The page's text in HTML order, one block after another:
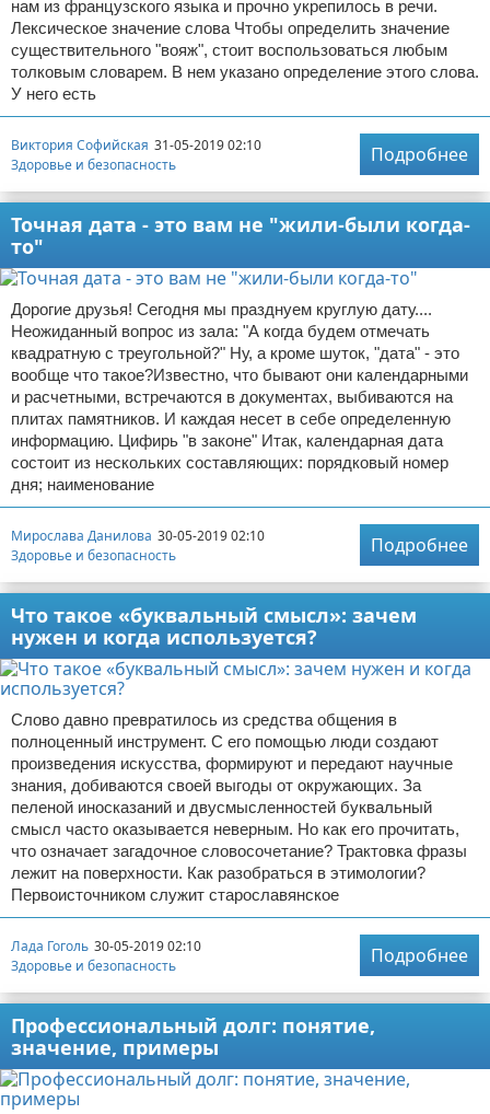
нам из французского языка и прочно укрепилось в речи.
Лексическое значение слова Чтобы определить значение
существительного "вояж", стоит воспользоваться любым
толковым словарем. В нем указано определение этого слова.
У него есть
Виктория Софийская 31-05-2019 02:10
Здоровье и безопасность
Подробнее
Точная дата - это вам не "жили-были когда-
то"
Дорогие друзья! Сегодня мы празднуем круглую дату....
Неожиданный вопрос из зала: "А когда будем отмечать
квадратную с треугольной?" Ну, а кроме шуток, "дата" - это
вообще что такое?Известно, что бывают они календарными
и расчетными, встречаются в документах, выбиваются на
плитах памятников. И каждая несет в себе определенную
информацию. Цифирь "в законе" Итак, календарная дата
состоит из нескольких составляющих: порядковый номер
дня; наименование
Мирослава Данилова 30-05-2019 02:10
Здоровье и безопасность
Подробнее
Что такое «буквальный смысл»: зачем
нужен и когда используется?
Слово давно превратилось из средства общения в
полноценный инструмент. С его помощью люди создают
произведения искусства, формируют и передают научные
знания, добиваются своей выгоды от окружающих. За
пеленой иносказаний и двусмысленностей буквальный
смысл часто оказывается неверным. Но как его прочитать,
что означает загадочное словосочетание? Трактовка фразы
лежит на поверхности. Как разобраться в этимологии?
Первоисточником служит старославянское
Лада Гоголь 30-05-2019 02:10
Здоровье и безопасность
Подробнее
Профессиональный долг: понятие,
значение, примеры